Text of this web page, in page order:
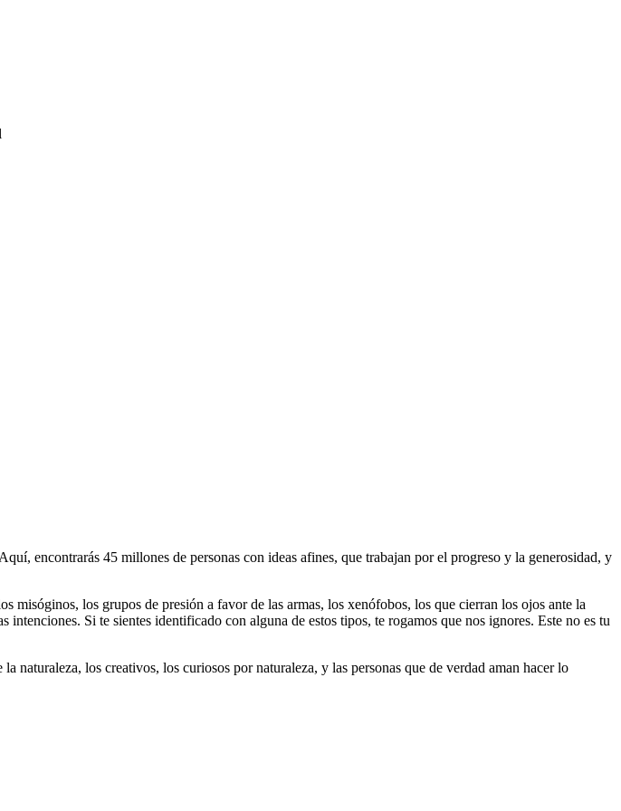
encontrarás 45 millones de personas con ideas afines, que trabajan por el progreso y la generosidad, y
misóginos, los grupos de presión a favor de las armas, los xenófobos, los que cierran los ojos ante la
Si te sientes identificado con alguna de estos tipos, te rogamos que nos ignores. Este no es tu
naturaleza, los creativos, los curiosos por naturaleza, y las personas que de verdad aman hacer lo